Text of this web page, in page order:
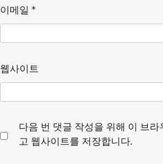
이메일 *
웹사이트
다음 번 댓글 작성을 위해 이 브라
고 웹사이트를 저장합니다.